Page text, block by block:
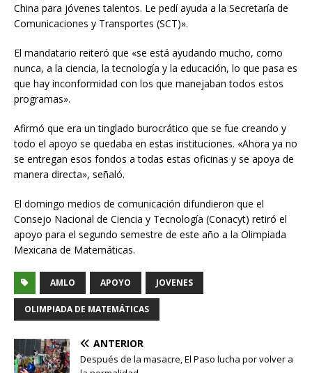
China para jóvenes talentos. Le pedí ayuda a la Secretaría de
Comunicaciones y Transportes (SCT)».
El mandatario reiteró que «se está ayudando mucho, como
nunca, a la ciencia, la tecnología y la educación, lo que pasa es
que hay inconformidad con los que manejaban todos estos
programas».
Afirmó que era un tinglado burocrático que se fue creando y
todo el apoyo se quedaba en estas instituciones. «Ahora ya no
se entregan esos fondos a todas estas oficinas y se apoya de
manera directa», señaló.
El domingo medios de comunicación difundieron que el
Consejo Nacional de Ciencia y Tecnología (Conacyt) retiró el
apoyo para el segundo semestre de este año a la Olimpiada
Mexicana de Matemáticas.
AMLO APOYO JOVENES
OLIMPIADA DE MATEMÁTICAS
ANTERIOR
Después de la masacre, El Paso lucha por volver a